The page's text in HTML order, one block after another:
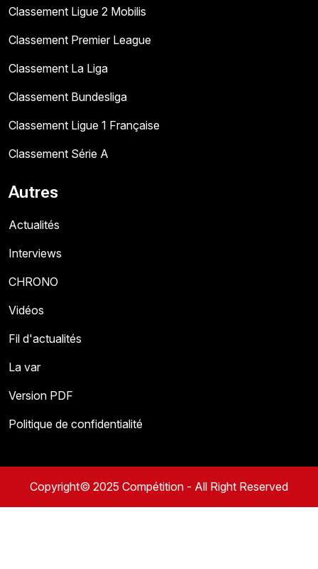
Classement Ligue 2 Mobilis
Classement Premier League
Classement La Liga
Classement Bundesliga
Classement Ligue 1 Française
Classement Série A
Autres
Actualités
Interviews
CHRONO
Vidéos
Fil d'actualités
La var
Version PDF
Politique de confidentialité
Copyright© 2025 Compétition - All Right Reserved